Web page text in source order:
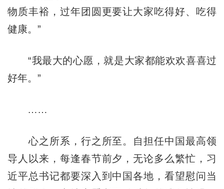
物质丰裕，过年团圆更要让大家吃得好、吃得
健康。”
“我最大的心愿，就是大家都能欢欢喜喜过
好年。”
……
心之所系，行之所至。自担任中国最高领
导人以来，每逢春节前夕，无论多么繁忙，习
近平总书记都要深入到中国各地，看望慰问当